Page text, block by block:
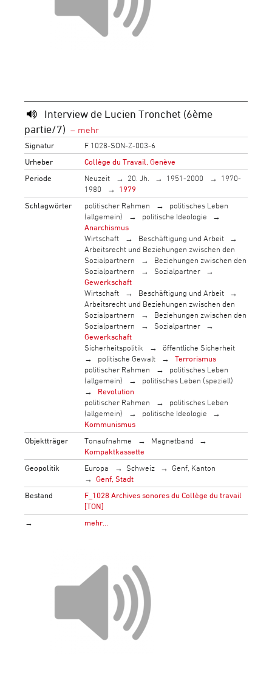
Interview de Lucien Tronchet (6ème
partie/7)
Signatur
F 1028-SON-Z-003-6
Urheber
Collège du Travail, Genève
Periode
Neuzeit 20. Jh. 1951-2000
1970-
1980
1979
Schlagwörter
politischer Rahmen
politisches Leben
(allgemein)
politische Ideologie
Anarchismus
Wirtschaft
Beschäftigung und Arbeit
Arbeitsrecht und Beziehungen zwischen den
Sozialpartnern
Beziehungen zwischen den
Sozialpartnern
Sozialpartner
Gewerkschaft
Wirtschaft
Beschäftigung und Arbeit
Arbeitsrecht und Beziehungen zwischen den
Sozialpartnern
Beziehungen zwischen den
Sozialpartnern
Sozialpartner
Gewerkschaft
Sicherheitspolitik
öffentliche Sicherheit
politische Gewalt
Terrorismus
politischer Rahmen
politisches Leben
(allgemein)
politisches Leben (speziell)
Revolution
politischer Rahmen
politisches Leben
(allgemein)
politische Ideologie
Kommunismus
Objektträger
Tonaufnahme
Magnetband
Kompaktkassette
Geopolitik
Europa Schweiz
Genf, Kanton
Genf, Stadt
Bestand
F_1028 Archives sonores du Collège du travail
[TON]
→
mehr…